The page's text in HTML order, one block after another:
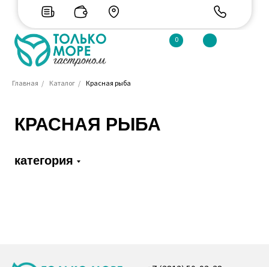
0
Главная / Каталог / Красная рыба
КРАСНАЯ РЫБА
категория